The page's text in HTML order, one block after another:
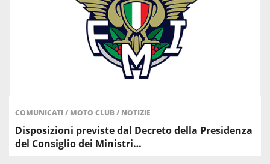
COMUNICATI/ MOTO CLUB/ NOTIZIE
Disposizioni previste dal Decreto della Presidenza
del Consiglio dei Ministri…